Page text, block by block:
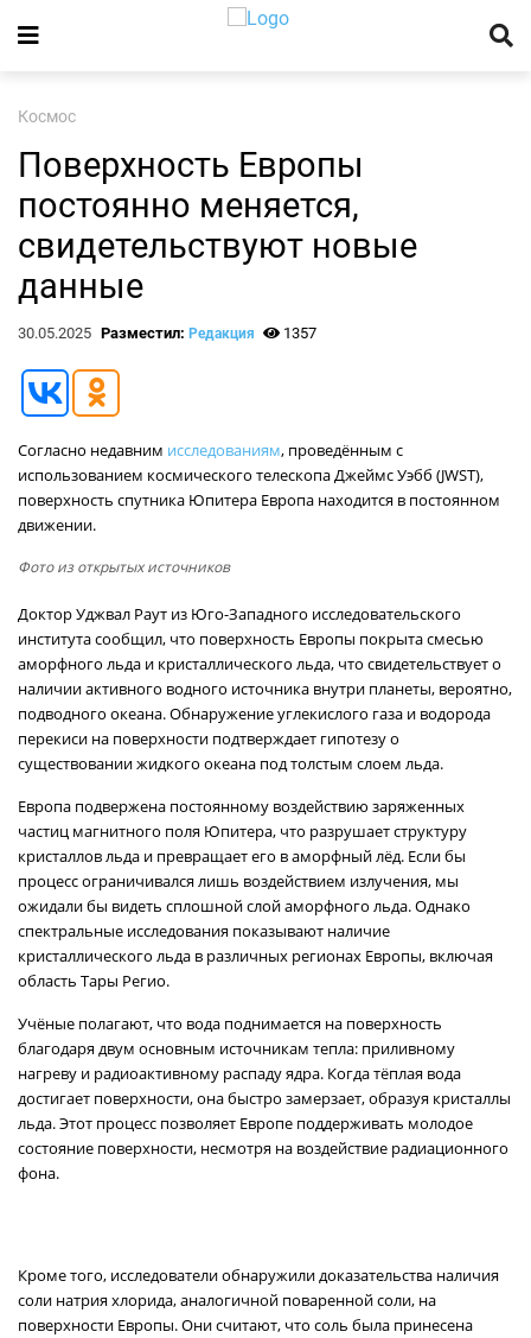
Космос
Поверхность Европы
постоянно меняется,
свидетельствуют новые
данные
30.05.2025 Разместил: Редакция 1357
Согласно недавним исследованиям, проведённым с
использованием космического телескопа Джеймс Уэбб (JWST),
поверхность спутника Юпитера Европа находится в постоянном
движении.
Фото из открытых источников
Доктор Уджвал Раут из Юго-Западного исследовательского
института сообщил, что поверхность Европы покрыта смесью
аморфного льда и кристаллического льда, что свидетельствует о
наличии активного водного источника внутри планеты, вероятно,
подводного океана. Обнаружение углекислого газа и водорода
перекиси на поверхности подтверждает гипотезу о
существовании жидкого океана под толстым слоем льда.
Европа подвержена постоянному воздействию заряженных
частиц магнитного поля Юпитера, что разрушает структуру
кристаллов льда и превращает его в аморфный лёд. Если бы
процесс ограничивался лишь воздействием излучения, мы
ожидали бы видеть сплошной слой аморфного льда. Однако
спектральные исследования показывают наличие
кристаллического льда в различных регионах Европы, включая
область Тары Регио.
Учёные полагают, что вода поднимается на поверхность
благодаря двум основным источникам тепла: приливному
нагреву и радиоактивному распаду ядра. Когда тёплая вода
достигает поверхности, она быстро замерзает, образуя кристаллы
льда. Этот процесс позволяет Европе поддерживать молодое
состояние поверхности, несмотря на воздействие радиационного
фона.
Кроме того, исследователи обнаружили доказательства наличия
соли натрия хлорида, аналогичной поваренной соли, на
поверхности Европы. Они считают, что соль была принесена